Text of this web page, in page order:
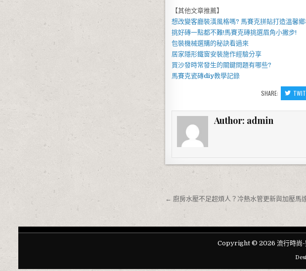
【其他文章推薦】
想改變客廳裝潢風格嗎? 馬賽克拼貼打造溫馨
挑好磚一點都不難!馬賽克磚挑選眉角小撇步!
包裝機械選購的秘訣看過來
居家隱形鐵窗安裝施作經驗分享
買沙發時常發生的關鍵問題有哪些?
馬賽克瓷磚diy教學記錄
SHARE:
Author: admin
文章導覽
← 廚房水壓不足超煩人？冷熱水管更新與加壓馬
Copyright © 2026 流行時尚-